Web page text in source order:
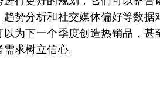
势分析和社交媒体偏好等数据
为下一个季度创造热销品，甚
求树立信心。